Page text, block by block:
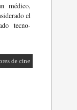
médico,
el
tecno-
de cine